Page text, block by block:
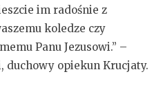
im radośnie z
koledze czy
Panu Jezusowi.” –
duchowy opiekun Krucjaty.